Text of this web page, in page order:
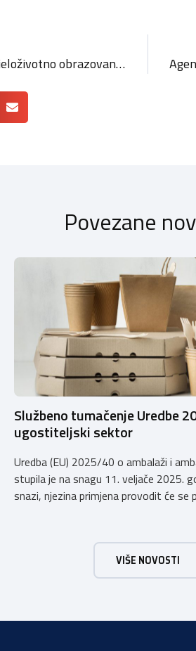
Javni poziv za Program “Cjeloživotno obrazovanje za obrtništvo” za 2022. godinu
Povezane
Službeno tumačenje Uredbe
ugostiteljski sektor
Uredba (EU) 2025/40 o ambalaži i
stupila je na snagu 11. veljače 2025.
snazi, njezina primjena provodit će se
tranzicije službeno tumačenje Uredbe
ugostiteljski sektor. Tumačenje
VIŠE NOVOSTI